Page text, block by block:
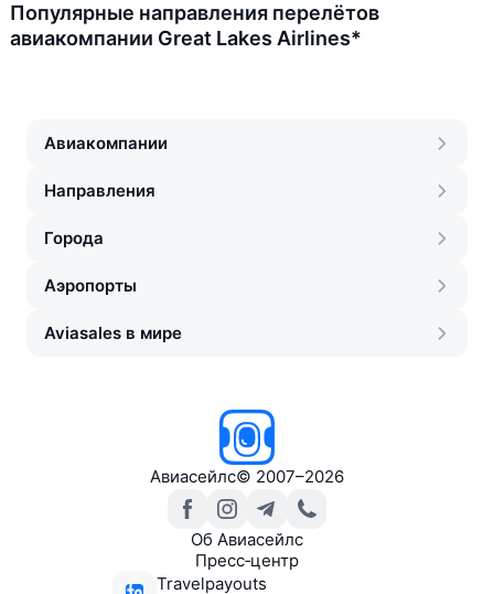
Популярные направления перелётов
авиакомпании Great Lakes Airlines*
Авиакомпании
Направления
Города
Аэропорты
Aviasales в мире
Авиасейлс© 2007–2026
Об Авиасейлс
Пресс‑центр
Travelpayouts